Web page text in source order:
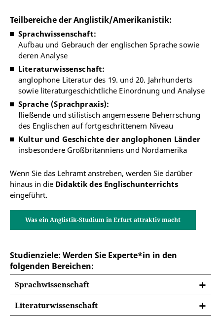
Teilbereiche der Anglistik/Amerikanistik:
Sprachwissenschaft:
Aufbau und Gebrauch der englischen Sprache sowie
deren Analyse
Literaturwissenschaft:
anglophone Literatur des 19. und 20. Jahrhunderts
sowie literaturgeschichtliche Einordnung und Analyse
Sprache (Sprachpraxis):
fließende und stilistisch angemessene Beherrschung
des Englischen auf fortgeschrittenem Niveau
Kultur und Geschichte der anglophonen Länder
insbesondere Großbritanniens und Nordamerika
Wenn Sie das Lehramt anstreben, werden Sie darüber
hinaus in die Didaktik des Englischunterrichts
eingeführt.
Was ein Anglistik-Studium in Erfurt attraktiv macht
Studienziele: Werden Sie Experte*in in den
folgenden Bereichen:
Sprachwissenschaft
Literaturwissenschaft